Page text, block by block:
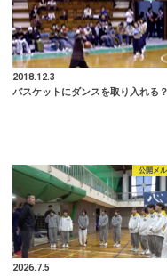
2018.12.3
バスケットにダンスを取り入れる
公開メ
2026.7.5